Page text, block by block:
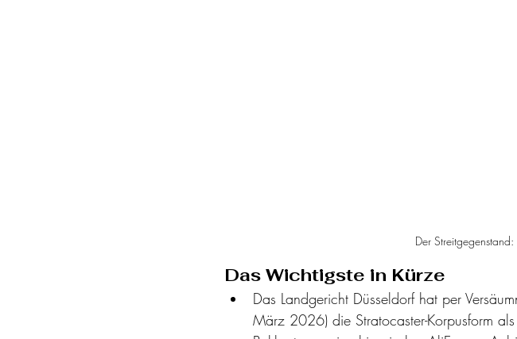
Der
Das Wichtigste in Kürze
Das Landgericht Düsseldorf hat per
März 2026) die Stratocaster-Korpusform